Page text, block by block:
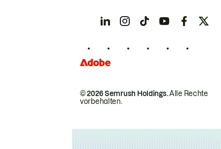
© 2026 Semrush Holdings.Alle Rechte
vorbehalten.